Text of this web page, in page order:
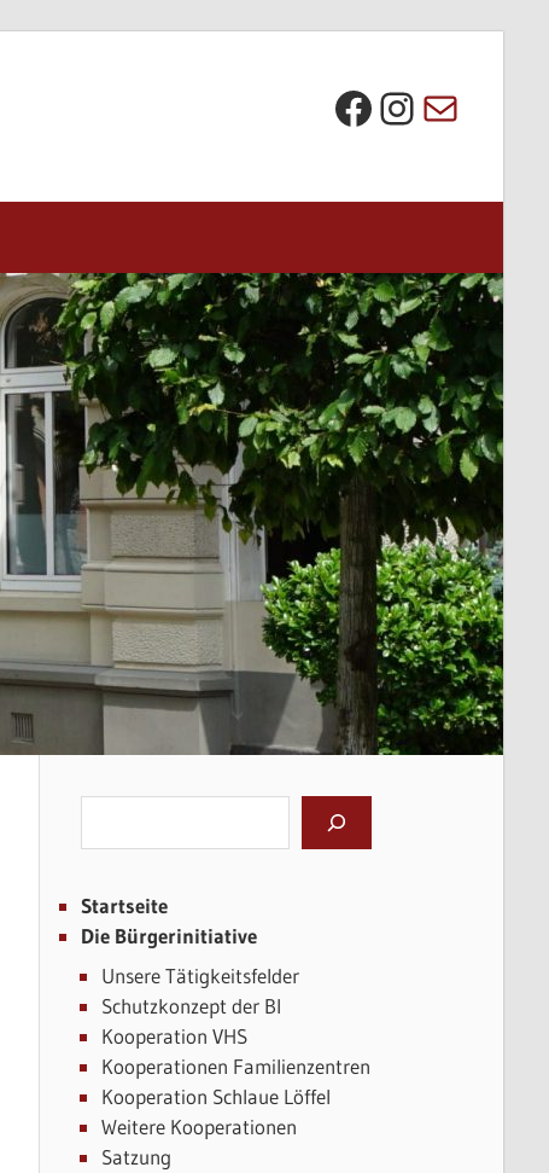
Die BI bei Facebook
E-Mail
Startseite
Die Bürgerinitiative
Unsere Tätigkeitsfelder
Schutzkonzept der BI
Kooperation VHS
Kooperationen Familienzentren
Kooperation Schlaue Löffel
Weitere Kooperationen
Satzung